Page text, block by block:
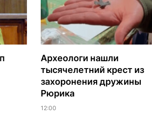
Археологи нашли
тысячелетний крест из
захоронения дружины
Рюрика
12:00